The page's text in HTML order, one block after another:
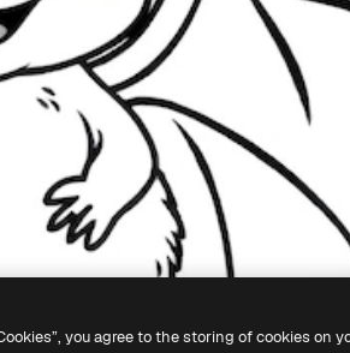
you agree to the storing of cookies on